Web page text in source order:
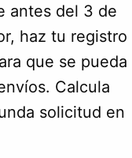
antes del 3 de
haz tu registro
que se pueda
Calcula
solicitud en